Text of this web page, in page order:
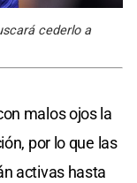
cederlo a
malos ojos la
por lo que las
activas hasta